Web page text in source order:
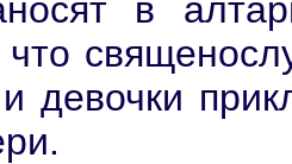
в
девочки